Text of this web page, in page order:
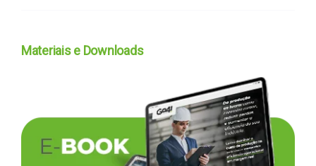
Materiais e Downloads